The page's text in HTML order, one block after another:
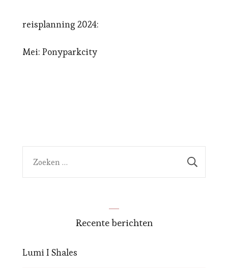
reisplanning 2024:
Mei: Ponyparkcity
Recente berichten
Lumi I Shales